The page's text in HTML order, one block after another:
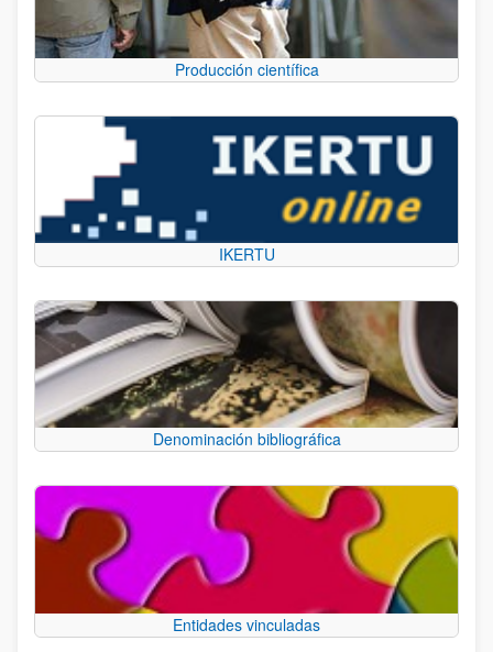
Producción científica
IKERTU
Denominación bibliográfica
Entidades vinculadas